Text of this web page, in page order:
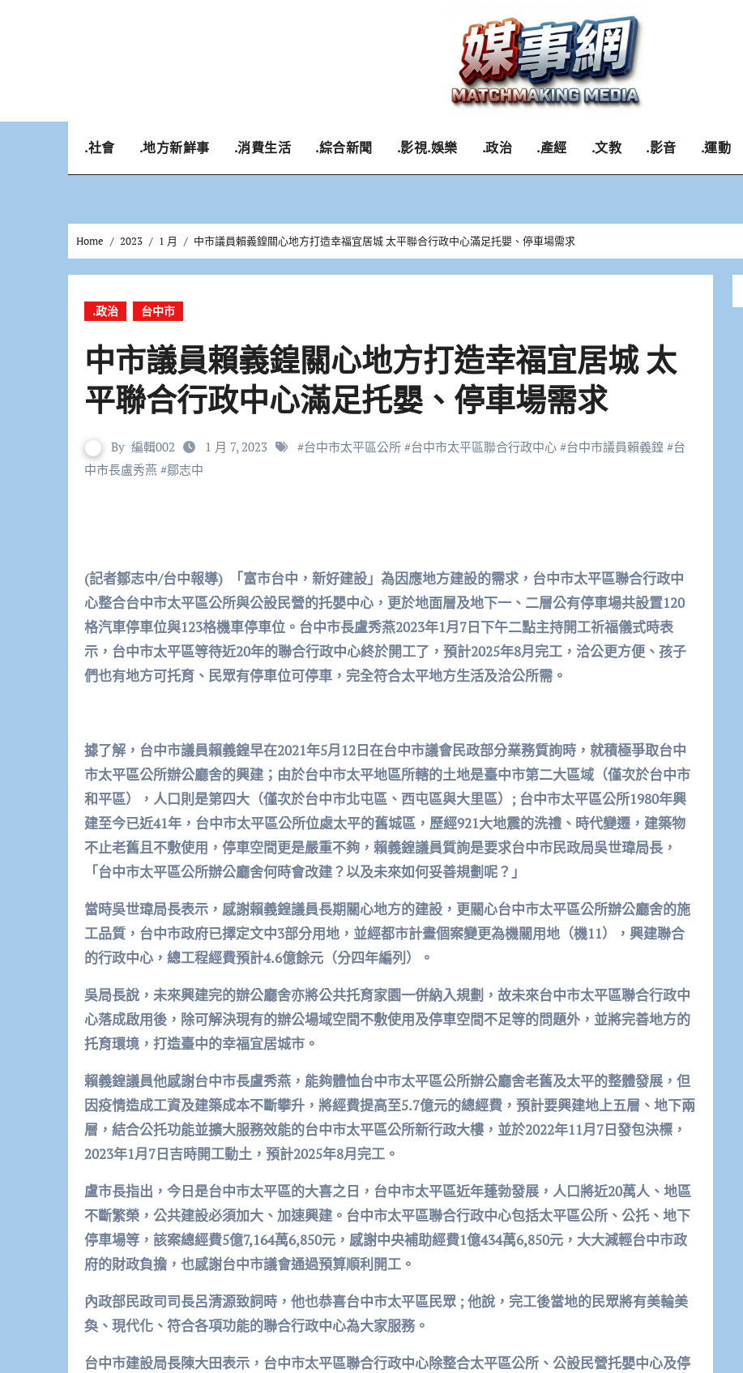
.社會 .地方新鮮事 .消費生活 .綜合新聞 .影視.娛樂 .政治 .產經 .文教 .影音 .運動
Home 2023 1 月 中市議員賴義鍠關心地方打造幸福宜居城 太平聯合行政中心滿足托嬰、停車場需求
.政治 台中市
中市議員賴義鍠關心地方打造幸福宜居城 太
平聯合行政中心滿足托嬰、停車場需求
By 編輯002 1 月 7, 2023 #台中市太平區公所 #台中市太平區聯合行政中心 #台中市議員賴義鍠 #台
中市長盧秀燕 #鄒志中
(記者鄒志中/台中報導) 「富市台中，新好建設」為因應地方建設的需求，台中市太平區聯合行政中
心整合台中市太平區公所與公設民營的托嬰中心，更於地面層及地下一、二層公有停車場共設置120
格汽車停車位與123格機車停車位。台中市長盧秀燕2023年1月7日下午二點主持開工祈福儀式時表
示，台中市太平區等待近20年的聯合行政中心終於開工了，預計2025年8月完工，洽公更方便、孩子
們也有地方可托育、民眾有停車位可停車，完全符合太平地方生活及洽公所需。
據了解，台中市議員賴義鍠早在2021年5月12日在台中市議會民政部分業務質詢時，就積極爭取台中
市太平區公所辦公廳舍的興建；由於台中市太平地區所轄的土地是臺中市第二大區域（僅次於台中市
和平區），人口則是第四大（僅次於台中市北屯區、西屯區與大里區）; 台中市太平區公所1980年興
建至今已近41年，台中市太平區公所位處太平的舊城區，歷經921大地震的洗禮、時代變遷，建築物
不止老舊且不敷使用，停車空間更是嚴重不夠，賴義鍠議員質詢是要求台中市民政局吳世瑋局長，
「台中市太平區公所辦公廳舍何時會改建？以及未來如何妥善規劃呢？」
當時吳世瑋局長表示，感謝賴義鍠議員長期關心地方的建設，更關心台中市太平區公所辦公廳舍的施
工品質，台中市政府已擇定文中3部分用地，並經都市計畫個案變更為機關用地（機11），興建聯合
的行政中心，總工程經費預計4.6億餘元（分四年編列）。
吳局長說，未來興建完的辦公廳舍亦將公共托育家園一併納入規劃，故未來台中市太平區聯合行政中
心落成啟用後，除可解決現有的辦公場域空間不敷使用及停車空間不足等的問題外，並將完善地方的
托育環境，打造臺中的幸福宜居城市。
賴義鍠議員他感謝台中市長盧秀燕，能夠體恤台中市太平區公所辦公廳舍老舊及太平的整體發展，但
因疫情造成工資及建築成本不斷攀升，將經費提高至5.7億元的總經費，預計要興建地上五層、地下兩
層，結合公托功能並擴大服務效能的台中市太平區公所新行政大樓，並於2022年11月7日發包決標，
2023年1月7日吉時開工動土，預計2025年8月完工。
盧市長指出，今日是台中市太平區的大喜之日，台中市太平區近年蓬勃發展，人口將近20萬人、地區
不斷繁榮，公共建設必須加大、加速興建。台中市太平區聯合行政中心包括太平區公所、公托、地下
停車場等，該案總經費5億7,164萬6,850元，感謝中央補助經費1億434萬6,850元，大大減輕台中市政
府的財政負擔，也感謝台中市議會通過預算順利開工。
內政部民政司司長呂清源致詞時，他也恭喜台中市太平區民眾 ; 他說，完工後當地的民眾將有美輪美
奐、現代化、符合各項功能的聯合行政中心為大家服務。
台中市建設局長陳大田表示，台中市太平區聯合行政中心除整合太平區公所、公設民營托嬰中心及停